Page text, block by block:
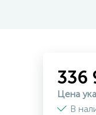
336
Цена
В